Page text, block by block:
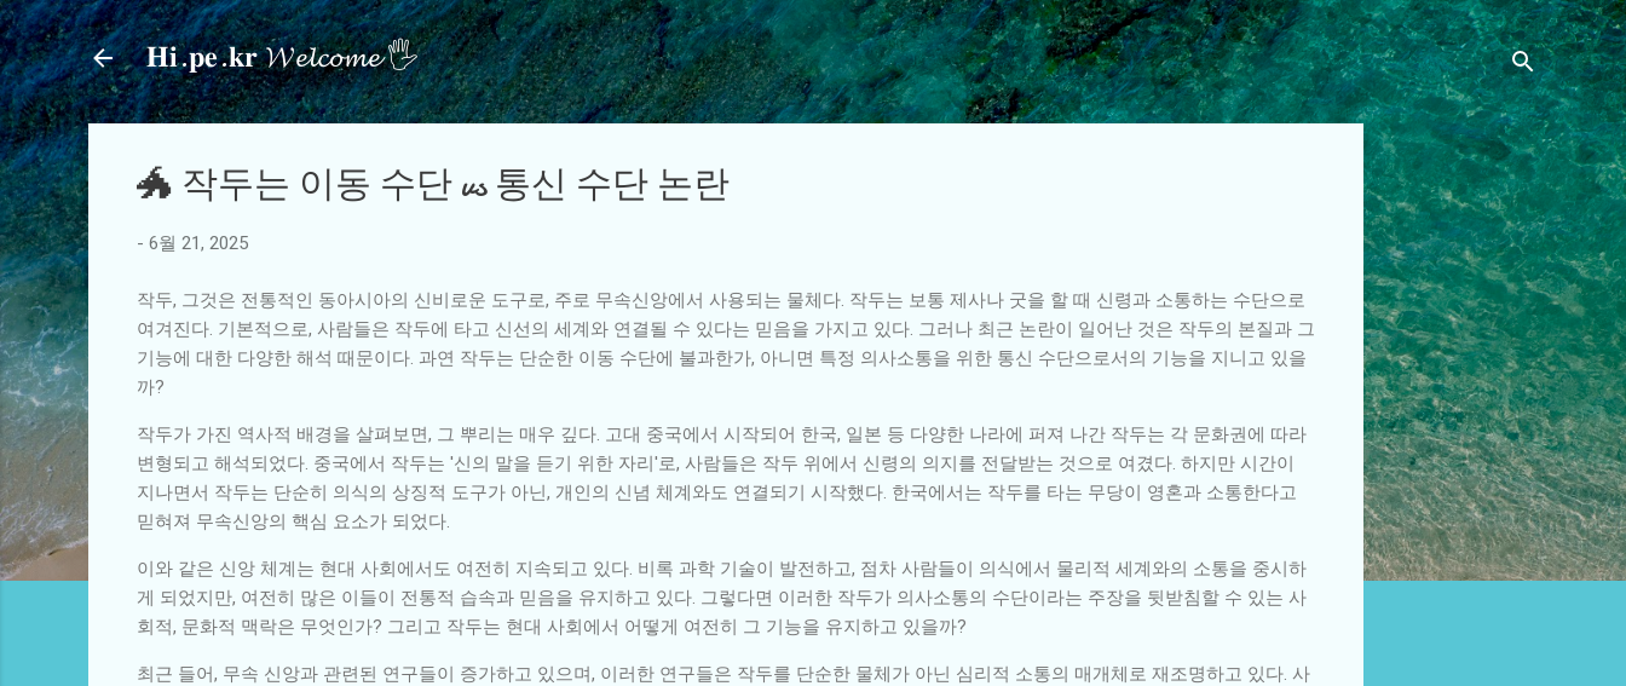
기본 콘텐츠로 건너뛰기
𝐇𝐢.𝐩𝐞.𝐤𝐫 𝓦𝓮𝓵𝓬𝓸𝓶𝓮 🖐
🐲 작두는 이동 수단 vs 통신 수단 논란
- 6월 21, 2025
작두, 그것은 전통적인 동아시아의 신비로운 도구로, 주로 무속신앙에서 사용되는 물체다. 작두는 보통 제사나 굿을 할 때 신령과 소통하는 수단으로
여겨진다. 기본적으로, 사람들은 작두에 타고 신선의 세계와 연결될 수 있다는 믿음을 가지고 있다. 그러나 최근 논란이 일어난 것은 작두의 본질과 그
기능에 대한 다양한 해석 때문이다. 과연 작두는 단순한 이동 수단에 불과한가, 아니면 특정 의사소통을 위한 통신 수단으로서의 기능을 지니고 있을
까?
작두가 가진 역사적 배경을 살펴보면, 그 뿌리는 매우 깊다. 고대 중국에서 시작되어 한국, 일본 등 다양한 나라에 퍼져 나간 작두는 각 문화권에 따라
변형되고 해석되었다. 중국에서 작두는 '신의 말을 듣기 위한 자리'로, 사람들은 작두 위에서 신령의 의지를 전달받는 것으로 여겼다. 하지만 시간이
지나면서 작두는 단순히 의식의 상징적 도구가 아닌, 개인의 신념 체계와도 연결되기 시작했다. 한국에서는 작두를 타는 무당이 영혼과 소통한다고
믿혀져 무속신앙의 핵심 요소가 되었다.
이와 같은 신앙 체계는 현대 사회에서도 여전히 지속되고 있다. 비록 과학 기술이 발전하고, 점차 사람들이 의식에서 물리적 세계와의 소통을 중시하
게 되었지만, 여전히 많은 이들이 전통적 습속과 믿음을 유지하고 있다. 그렇다면 이러한 작두가 의사소통의 수단이라는 주장을 뒷받침할 수 있는 사
회적, 문화적 맥락은 무엇인가? 그리고 작두는 현대 사회에서 어떻게 여전히 그 기능을 유지하고 있을까?
최근 들어, 무속 신앙과 관련된 연구들이 증가하고 있으며, 이러한 연구들은 작두를 단순한 물체가 아닌 심리적 소통의 매개체로 재조명하고 있다. 사